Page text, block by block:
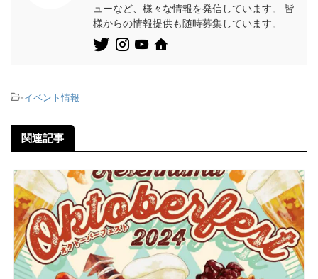
ューなど、様々な情報を発信しています。 皆
様からの情報提供も随時募集しています。
-イベント情報
関連記事